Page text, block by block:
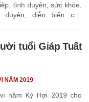
tình duyên, sức khỏe,
duyên, diễn biến các
tuổi Giáp Tuất
năm Kỷ Hợi 2019 cho
NĂM 2019